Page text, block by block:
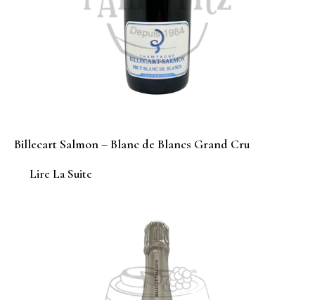
Billecart Salmon – Blanc de Blancs Grand Cru
Lire La Suite